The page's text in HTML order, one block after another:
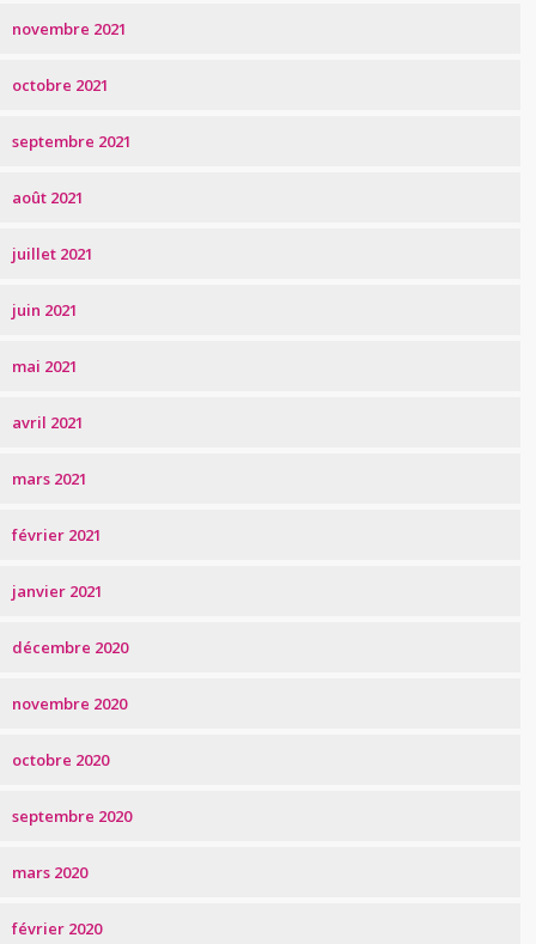
novembre 2021
octobre 2021
septembre 2021
août 2021
juillet 2021
juin 2021
mai 2021
avril 2021
mars 2021
février 2021
janvier 2021
décembre 2020
novembre 2020
octobre 2020
septembre 2020
mars 2020
février 2020